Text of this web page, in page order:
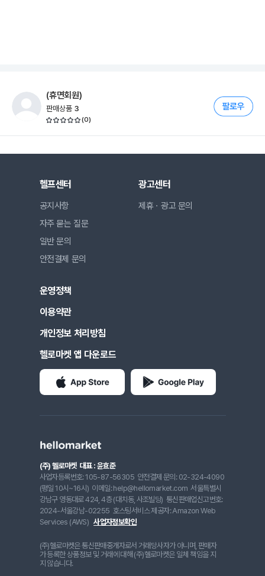
(휴면회원)
판매상품 3
(0)
헬프센터
공지사항
자주 묻는 질문
일반 문의
안전결제 문의
광고센터
제휴ㆍ광고 문의
운영정책
이용약관
개인정보 처리방침
헬로마켓 앱 다운로드
(주) 헬로마켓 대표 : 윤효준
사업자등록번호: 105-87-56305 안전결제 문의: 02-324-4090
(평일 10시~16시) 이메일: help@hellomarket.com 서울특별시
강남구 영동대로 424, 4층 (대치동, 사조빌딩) 통신판매업신고번호:
2024-서울강남-02255 호스팅서비스 제공자: Amazon Web
Services (AWS) 사업자정보확인
(주)헬로마켓은 통신판매중개자로서 거래당사자가 아니며, 판매자
가 등록한 상품정보 및 거래에 대해 (주)헬로마켓은 일체 책임을 지
지 않습니다.